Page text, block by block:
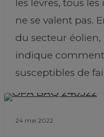
les lèvres, tous
ne se valent pas.
du secteur
indique
susceptibles de
24 mai 2022